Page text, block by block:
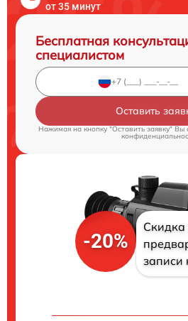
от 35 минут
Бесплатная
специалистом
Оставить
Нажимая на кнопку "Оставить заявку" Вы
-20%
Скидка
записи